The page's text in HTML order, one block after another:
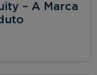
– A Marca